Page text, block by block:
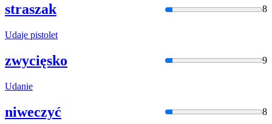
straszak 8
Udaje pistolet
zwycięsko 9
Udanie
niweczyć 8